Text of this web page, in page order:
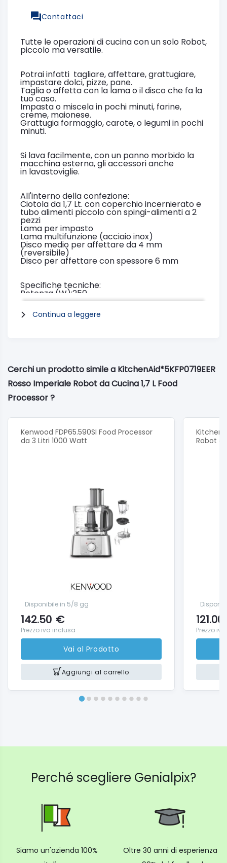
Contattaci
Tutte le operazioni di cucina con un solo Robot,
piccolo ma versatile.
Potrai infatti tagliare, affettare, grattugiare,
impastare dolci, pizze, pane.
Taglia o affetta con la lama o il disco che fa la
tuo caso.
Impasta o miscela in pochi minuti, farine,
creme, maionese.
Grattugia formaggio, carote, o legumi in pochi
minuti.
Si lava facilmente, con un panno morbido la
macchina esterna, gli accessori anche
in lavastoviglie.
All'interno della confezione:
Ciotola da 1,7 Lt. con coperchio incernierato e
tubo alimenti piccolo con spingi-alimenti a 2
pezzi
Lama per impasto
Lama multifunzione (acciaio inox)
Disco medio per affettare da 4 mm
(reversibile)
Disco per affettare con spessore 6 mm
Specifiche tecniche:
Potenza (W):250
Tipo di motore
DC (Direct Current)
Voltaggio (V) :220-240
Corpo in metallo pressofuso
Peso netto (kg) 2.9
Peso lordo (kg) 3.9
Tipo di spina :Euro
Continua a leggere
Cerchi un prodotto simile a KitchenAid*5KFP0719EER
Rosso Imperiale Robot da Cucina 1,7 L Food
Processor ?
Kenwood FDP65.590SI Food Processor
da 3 Litri 1000 Watt
Disponibile in 5/8 gg
142.50 €
Prezzo iva inclusa
Vai al Prodotto
Aggiungi al carrello
Robot
121.00
Prezzo
Perché scegliere Genialpix?
Siamo un'azienda 100%
Oltre 30 anni di esperienza